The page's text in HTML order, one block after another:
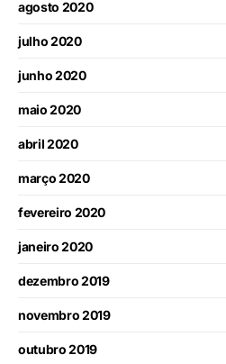
agosto 2020
julho 2020
junho 2020
maio 2020
abril 2020
março 2020
fevereiro 2020
janeiro 2020
dezembro 2019
novembro 2019
outubro 2019